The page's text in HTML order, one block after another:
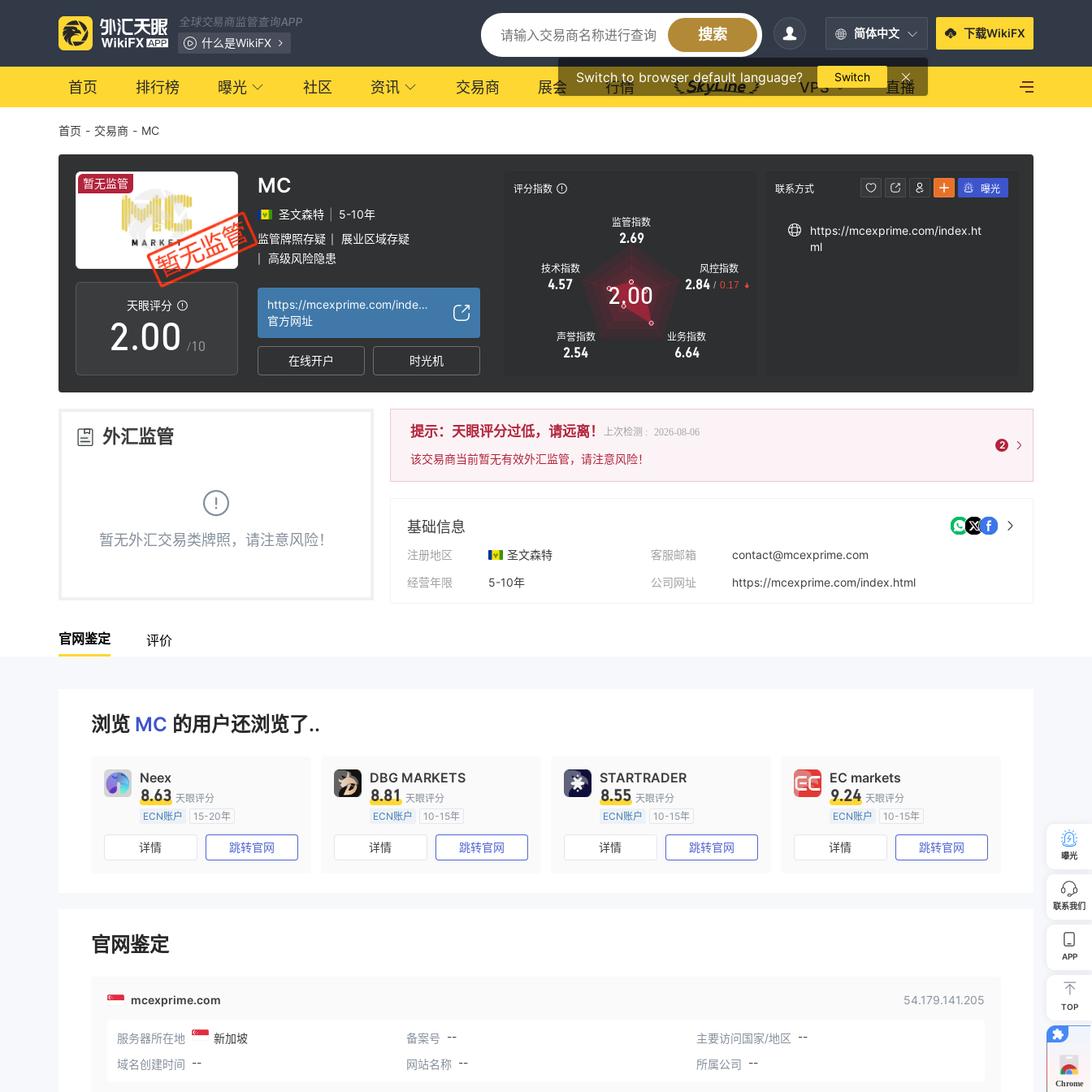
全球交易商监管查询APP
什么是WikiFX
搜索 简体中文
Switch to browser default language? Switch
下载WikiFX
首页 排行榜 曝光 社区 资讯 交易商 展会 行情 VPS 直播
首页 - 交易商 - MC
暂无监管
天眼评分
0
1
2
3
4
6
9
.0
1
2
4
8
9
0
1
2
4
8
/10
MC
圣文森特
5-10年
监管牌照存疑
展业区域存疑
高级风险隐患
https://mcexprime.com/index.html
官方网址
在线开户 时光机
评分指数
监管指数
2.69
技术指数
4.57
声誉指数
2.54
业务指数
6.64
风控指数
2.84 / 0.17
2.00
联系方式
https://mcexprime.com/index.ht
ml
曝光
外汇监管
暂无外汇交易类牌照，请注意风险！
提示：天眼评分过低，请远离！ 上次检测 : 2026-08-06
该交易商当前暂无有效外汇监管，请注意风险！
2
基础信息
注册地区
圣文森特
经营年限
5-10年
客服邮箱
contact@mcexprime.com
公司网址
https://mcexprime.com/index.html
官网鉴定 评价
浏览 MC 的用户还浏览了..
Neex
8.63 天眼评分
ECN账户
15-20年
澳大利亚监管
全牌照 (MM)
主标MT4
详情 跳转官网
DBG MARKETS
8.81 天眼评分
ECN账户
10-15年
澳大利亚监管
全牌照 (MM)
主标MT4
详情 跳转官网
STARTRADER
8.55 天眼评分
ECN账户
10-15年
澳大利亚监管
全牌照 (MM)
主标MT4
详情 跳转官网
EC markets
9.24 天眼评分
ECN账户
10-15年
澳大利亚监管
全牌照 (MM)
主标MT4
详情 跳转官网
官网鉴定
mcexprime.com 54.179.141.205
服务器所在地 新加坡 备案号 -- 主要访问国家/地区 --
域名创建时间 -- 网站名称 -- 所属公司 --
曝光
联系我们
APP
TOP
Chrome